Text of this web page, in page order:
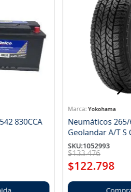
830CCA
Yokohama
Neumáticos 265/
SKU:1052993
$133.476
$122.798